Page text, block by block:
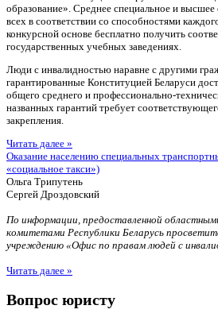
образование». Среднее специальное и
всех в соответствии со способностями
конкурсной основе бесплатно получить
государственных учебных заведениях.
Люди с инвалидностью наравне с другими
гарантированные Конституцией Беларуси
общего среднего и профессионально-
названных гарантий требует
закрепления.
Читать далее »
Оказание населению специальных
«социальное такси»)
Ольга Трипутень
Сергей Дроздовский
По информации, предоставленной
комитетами Республики Беларусь
учреждению «Офис по правам людей с
Читать далее »
Вопрос юристу